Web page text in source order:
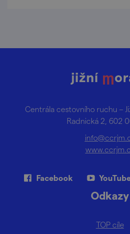
Centrála cestovního ruchu –
Radnická 2, 602
Facebook
Odkazy
TOP cíle